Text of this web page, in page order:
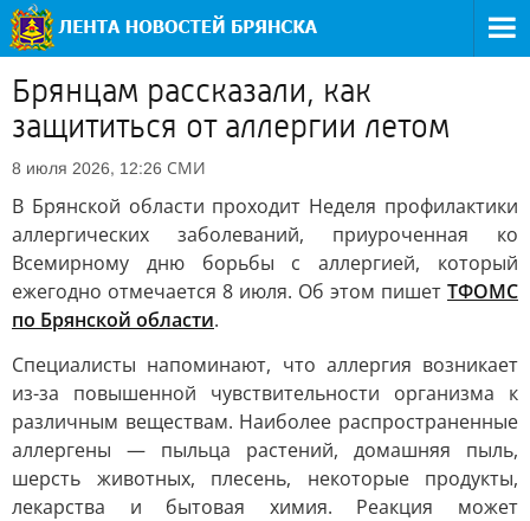
Брянцам рассказали, как
защититься от аллергии летом
8 июля 2026, 12:26 СМИ
В Брянской области проходит Неделя профилактики
аллергических заболеваний, приуроченная ко
Всемирному дню борьбы с аллергией, который
ежегодно отмечается 8 июля. Об этом пишет ТФОМС
по Брянской области.
Специалисты напоминают, что аллергия возникает
из-за повышенной чувствительности организма к
различным веществам. Наиболее распространенные
аллергены — пыльца растений, домашняя пыль,
шерсть животных, плесень, некоторые продукты,
лекарства и бытовая химия. Реакция может